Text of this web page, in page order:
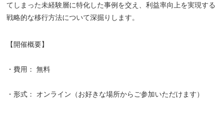
てしまった未経験層に特化した事例を交え、利益率向上を実現する
戦略的な移行方法について深掘りします。
【開催概要】
・費用： 無料
・形式： オンライン（お好きな場所からご参加いただけます）